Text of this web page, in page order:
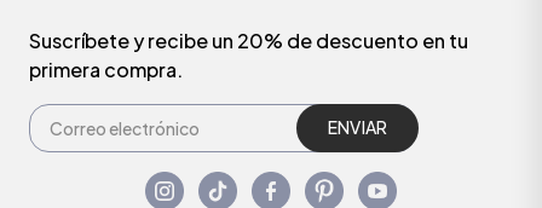
Suscríbete y recibe un 20% de descuento en tu
primera compra.
ENVIAR